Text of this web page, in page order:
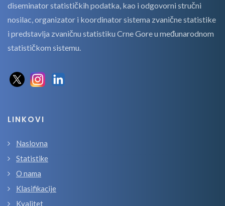
diseminator statističkih podatka, kao i odgovorni stručni
nosilac, organizator i koordinator sistema zvanične statistike
i predstavlja zvaničnu statistiku Crne Gore u međunarodnom
statističkom sistemu.
LINKOVI
Naslovna
Statistike
O nama
Klasifikacije
Kvalitet